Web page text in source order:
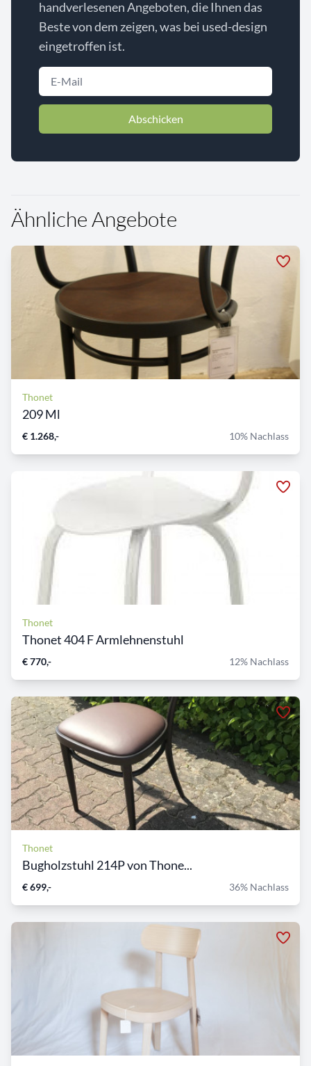
handverlesenen Angeboten, die Ihnen das
Beste von dem zeigen, was bei used-design
eingetroffen ist.
Abschicken
Ähnliche Angebote
Thonet
209 Ml
€ 1.268,- 10% Nachlass
Thonet
Thonet 404 F Armlehnenstuhl
€ 770,- 12% Nachlass
Thonet
Bugholzstuhl 214P von Thone...
€ 699,- 36% Nachlass